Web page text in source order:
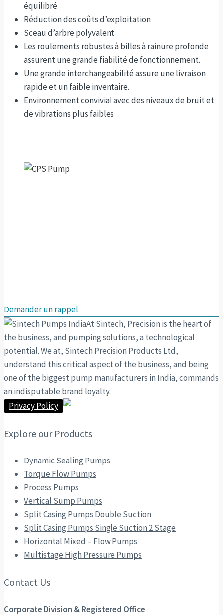
équilibré
Réduction des coûts d’exploitation
Sceau d’arbre polyvalent
Les roulements robustes à billes à rainure profonde
assurent une grande fiabilité de fonctionnement.
Une grande interchangeabilité assure une livraison
rapide et un faible inventaire.
Environnement convivial avec des niveaux de bruit et
de vibrations plus faibles
Demander un rappel
At Sintech, Precision is the heart of
the business, and pumping solutions, a technological
potential. We at, Sintech Precision Products Ltd,
understand this critical aspect of the business, and being
one of the biggest pump manufacturers in India, commands
an indisputable brand loyalty.
Privacy Policy
Explore our Products
Dynamic Sealing Pumps
Torque Flow Pumps
Process Pumps
Vertical Sump Pumps
Split Casing Pumps Double Suction
Split Casing Pumps Single Suction 2 Stage
Horizontal Mixed – Flow Pumps
Multistage High Pressure Pumps
Contact Us
Corporate Division & Registered Office